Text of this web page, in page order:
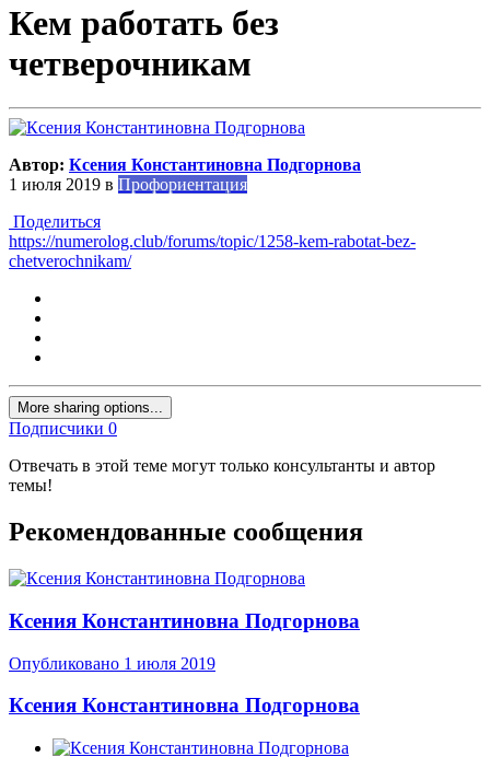
Кем работать без
четверочникам
Автор: Ксения Константиновна Подгорнова
1 июля 2019 в Профориентация
Поделиться
https://numerolog.club/forums/topic/1258-kem-rabotat-bez-
chetverochnikam/
More sharing options...
Подписчики 0
Отвечать в этой теме могут только консультанты и автор
темы!
Рекомендованные сообщения
Ксения Константиновна Подгорнова
Опубликовано 1 июля 2019
Ксения Константиновна Подгорнова